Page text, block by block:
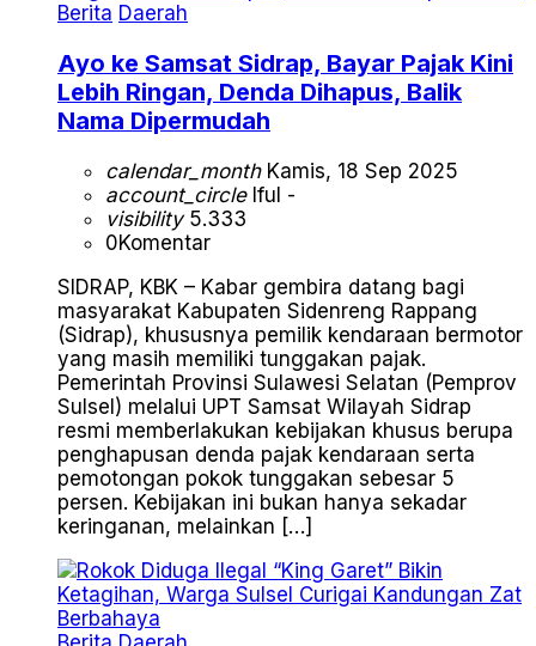
Berita Daerah
Ayo ke Samsat Sidrap, Bayar Pajak Kini
Lebih Ringan, Denda Dihapus, Balik
Nama Dipermudah
calendar_monthKamis, 18 Sep 2025
account_circleIful -
visibility5.333
0Komentar
SIDRAP, KBK – Kabar gembira datang bagi
masyarakat Kabupaten Sidenreng Rappang
(Sidrap), khususnya pemilik kendaraan bermotor
yang masih memiliki tunggakan pajak.
Pemerintah Provinsi Sulawesi Selatan (Pemprov
Sulsel) melalui UPT Samsat Wilayah Sidrap
resmi memberlakukan kebijakan khusus berupa
penghapusan denda pajak kendaraan serta
pemotongan pokok tunggakan sebesar 5
persen. Kebijakan ini bukan hanya sekadar
keringanan, melainkan […]